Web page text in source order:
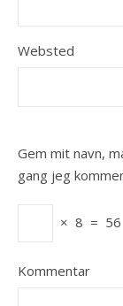
Websted
Gem mit navn,
gang jeg
× 8 = 56
Kommentar